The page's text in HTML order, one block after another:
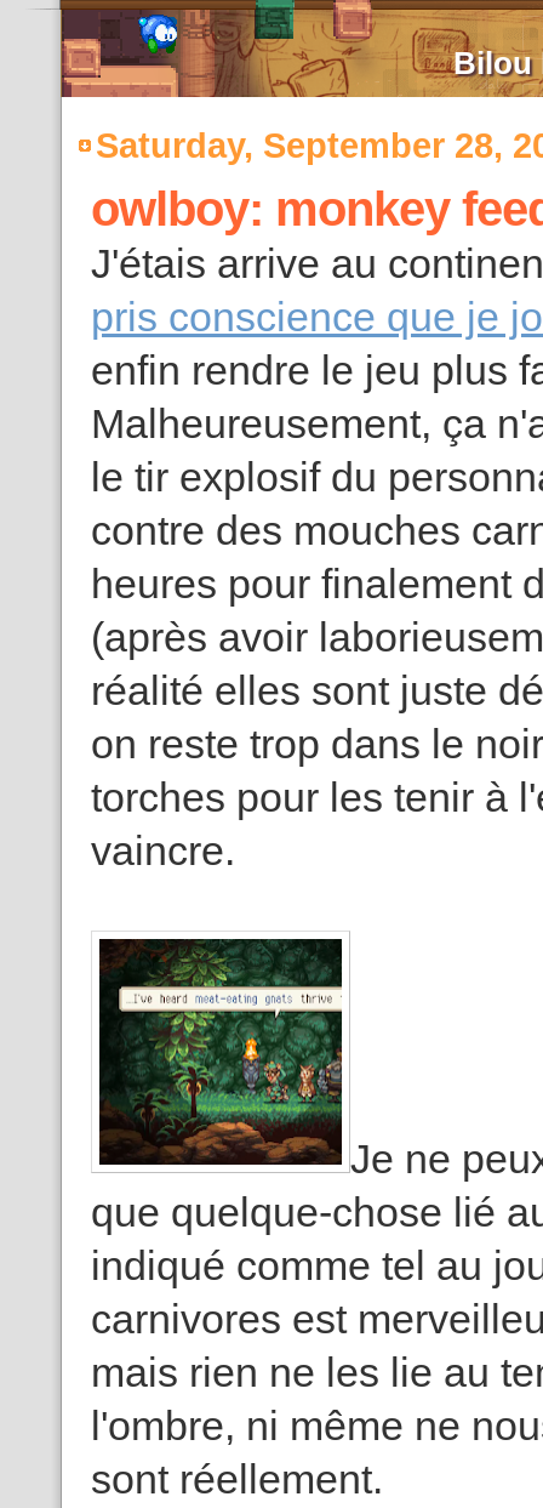
Bilou
Saturday, September 28,
owlboy: monkey
J'étais arrive au
pris conscience que je
enfin rendre le jeu plus
Malheureusement, ça
le tir explosif du
contre des mouches
heures pour finalement
(après avoir
réalité elles sont juste
on reste trop dans le
torches pour les tenir à
vaincre.
Je ne
que quelque-chose lié
indiqué comme tel au
carnivores est
mais rien ne les lie au
l'ombre, ni même ne
sont réellement.